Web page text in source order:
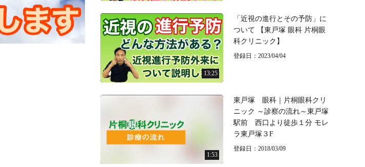
13:25
「近視の進行とその予防」に
ついて 【東戸塚 眼科 片桐眼
科クリニック】
登録日：2023/04/04
1:53
東戸塚 眼科｜片桐眼科クリ
ニック ～診察の流れ～東戸塚
駅前 西口より徒歩１分 モレ
ラ東戸塚３F
登録日：2018/03/09